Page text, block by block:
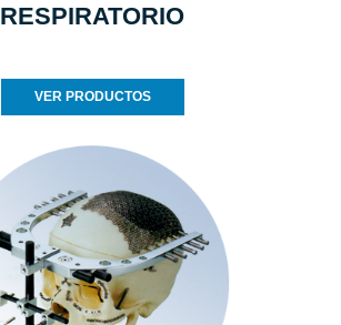
RESPIRATORIO
VER PRODUCTOS